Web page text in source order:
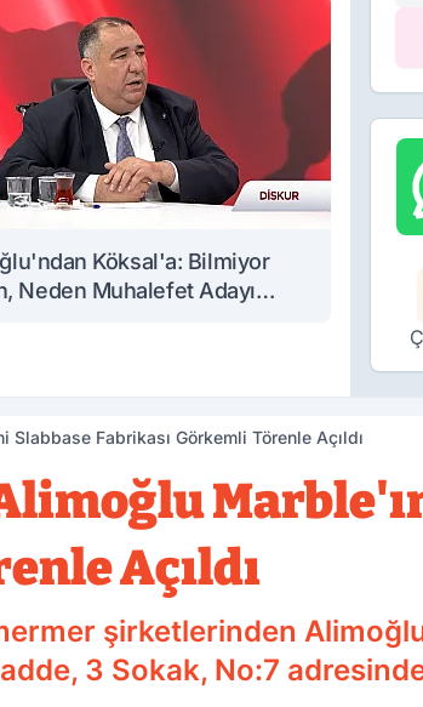
Köksal'a: Bilmiyor
Neden Muhalefet Adayı
Slabbase Fabrikası Görkemli Törenle Açıldı
Açıldı
şirketlerinden
3 Sokak, No:7